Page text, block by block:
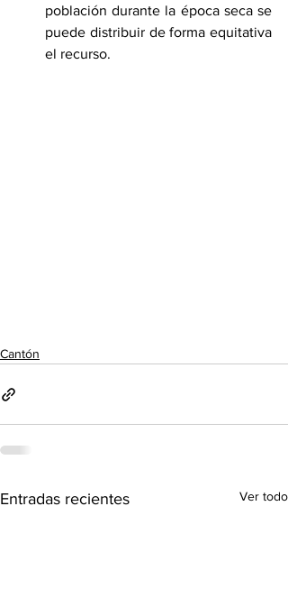
población durante la época seca se
puede distribuir de forma equitativa
el recurso.
Cantón
Entradas recientes Ver todo